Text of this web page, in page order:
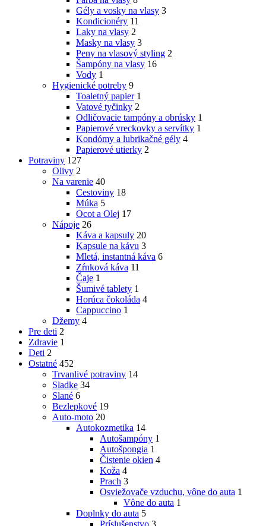
Gély a vosky na vlasy 3
Kondicionéry 11
Laky na vlasy 2
Masky na vlasy 3
Peny na vlasový styling 2
Šampóny na vlasy 16
Vody 1
Hygienické potreby 9
Toaletný papier 1
Vatové tyčinky 2
Odličovacie tampóny a obrúsky 1
Papierové vreckovky a servítky 1
Kondómy a lubrikačné gély 4
Papierové utierky 2
Potraviny 127
Olivy 2
Na varenie 40
Cestoviny 18
Múka 5
Ocot a Olej 17
Nápoje 26
Káva a kapsuly 20
Kapsule na kávu 3
Mletá, instantná káva 6
Zŕnková káva 11
Čaje 1
Šumivé tablety 1
Horúca čokoláda 4
Cappuccino 1
Džemy 4
Pre deti 2
Zdravie 1
Deti 2
Ostatné 452
Trvanlivé potraviny 14
Sladke 34
Slané 6
Bezlepkové 19
Auto-moto 20
Autokozmetika 14
Autošampóny 1
Autošpongia 1
Čistenie okien 4
Koža 4
Prach 3
Osviežovače vzduchu, vône do auta 1
Vône do auta 1
Doplnky do auta 5